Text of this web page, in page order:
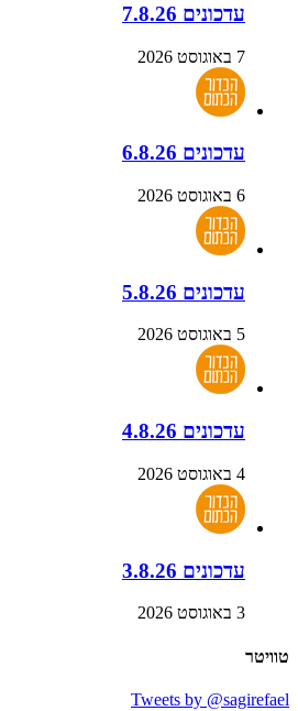
עדכונים 7.8.26
7 באוגוסט 2026
עדכונים 6.8.26
6 באוגוסט 2026
עדכונים 5.8.26
5 באוגוסט 2026
עדכונים 4.8.26
4 באוגוסט 2026
עדכונים 3.8.26
3 באוגוסט 2026
טוויטר
Tweets by @sagirefael